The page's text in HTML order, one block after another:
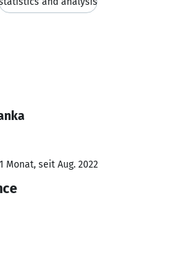
Monat, seit Aug. 2022